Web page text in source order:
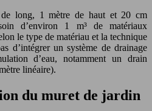
long, 1 mètre de haut et 20 cm
d’environ 1 m³ de matériaux
le type de matériau et la technique
d’intégrer un système de drainage
d’eau, notamment un drain
linéaire).
du muret de jardin